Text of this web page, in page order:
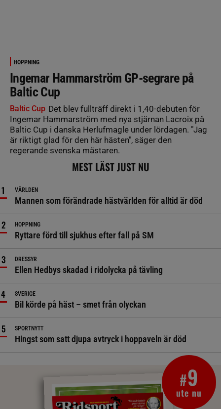
HOPPNING
Ingemar Hammarström GP-segrare på
Baltic Cup
Baltic Cup Det blev fullträff direkt i 1,40-debuten för
Ingemar Hammarström med nya stjärnan Lacroix på
Baltic Cup i danska Herlufmagle under lördagen. "Jag
är riktigt glad för den här hästen", säger den
regerande svenska mästaren.
MEST LÄST JUST NU
VÄRLDEN
Mannen som förändrade hästvärlden för alltid är död
HOPPNING
Ryttare förd till sjukhus efter fall på SM
DRESSYR
Ellen Hedbys skadad i ridolycka på tävling
SVERIGE
Bil körde på häst – smet från olyckan
SPORTNYTT
Hingst som satt djupa avtryck i hoppaveln är död
#9
ute nu